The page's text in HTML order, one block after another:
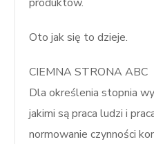
Oto jak się to dzieje.
CIEMNA STRONA ABC
Dla określenia stopnia
jakimi są praca ludzi i
normowanie czynności